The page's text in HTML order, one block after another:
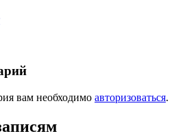
вам необходимо авторизоваться.